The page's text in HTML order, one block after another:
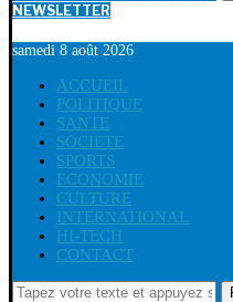
NEWSLETTER
samedi 8 août 2026
ACCUEIL
POLITIQUE
SANTE
SOCIETE
SPORTS
ECONOMIE
CULTURE
INTERNATIONAL
HI-TECH
CONTACT